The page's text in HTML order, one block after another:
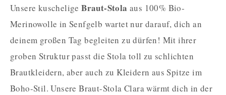
Unsere kuscheligeBraut-Stola aus 100% Bio-
Merinowolle in Senfgelb wartet nur darauf, dich an
deinem großen Tag begleiten zu dürfen! Mit ihrer
groben Struktur passt die Stola toll zu schlichten
Brautkleidern, aber auch zu Kleidern aus Spitze im
Boho-Stil. Unsere Braut-Stola Clara wärmt dich in der